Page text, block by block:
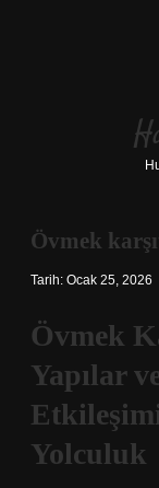
Övmek
Tarih: Ocak 25, 2026
Övmek
Yapılar
Yolculuk